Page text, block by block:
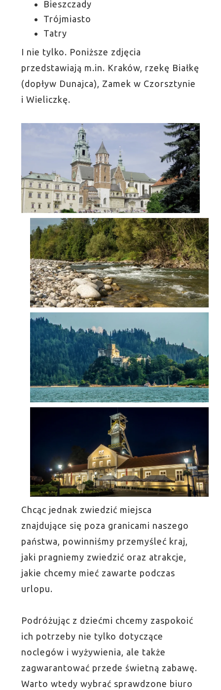
Bieszczady
Trójmiasto
Tatry
I nie tylko. Poniższe zdjęcia
przedstawiają m.in. Kraków, rzekę Białkę
(dopływ Dunajca), Zamek w Czorsztynie
i Wieliczkę.
Chcąc jednak zwiedzić miejsca
znajdujące się poza granicami naszego
państwa, powinniśmy przemyśleć kraj,
jaki pragniemy zwiedzić oraz atrakcje,
jakie chcemy mieć zawarte podczas
urlopu.
Podróżując z dziećmi chcemy zaspokoić
ich potrzeby nie tylko dotyczące
noclegów i wyżywienia, ale także
zagwarantować przede świetną zabawę.
Warto wtedy wybrać sprawdzone biuro